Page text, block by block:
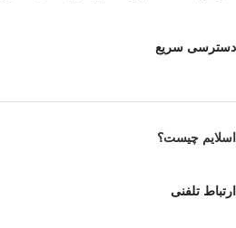
دسترسی سریع
اسلایم چیست؟
ارتباط تلفنی